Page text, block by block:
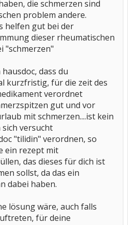
die schmerzen sind
problem andere.
helfen gut bei der
dieser rheumatischen
"schmerzen"
dass du
kurzfristig, für die zeit des
verordnet
gut und vor
mit schmerzen....ist kein
versucht
"tilidin" verordnen, so
ein rezept mit
das dieses für dich ist
sollst, da das ein
dabei haben.
lösung wäre, auch falls
für deine